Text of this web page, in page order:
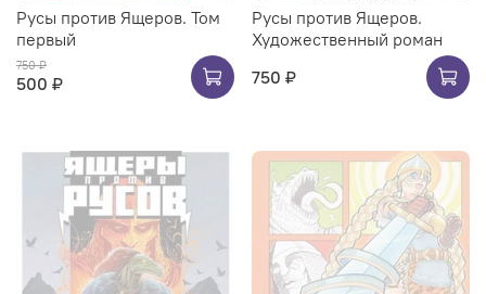
Русы против Ящеров. Том
первый
750 ₽
500 ₽
Русы против Ящеров.
Художественный роман
750 ₽